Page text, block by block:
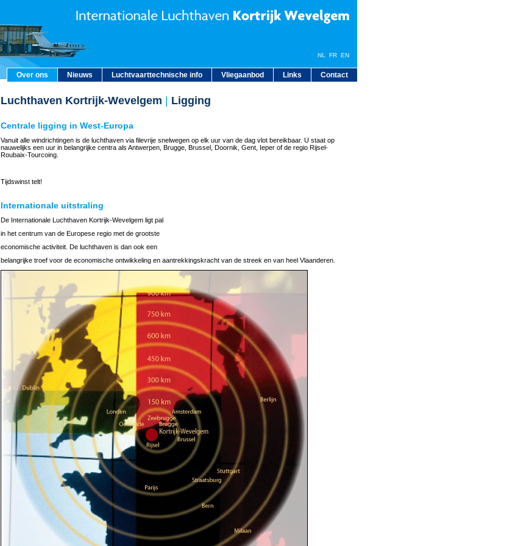
Over ons Nieuws Luchtvaarttechnische info Vliegaanbod Links Contact
NL FR EN
Luchthaven Kortrijk-Wevelgem Ligging
Centrale ligging in West-Europa
Vanuit alle windrichtingen is de lucht­haven via filevrije snelwegen op elk uur van de dag vlot bereikbaar. U staat op
nauwelijks een uur in belangrijke centra als Antwerpen, Brugge, Brussel, Doornik, Gent, Ieper of de regio Rijsel-
Roubaix-Tourcoing.
Tijdswinst telt!
Internationale uitstraling
De Internationale Luchthaven Kortrijk-Wevelgem ligt pal
in het centrum van de Europese regio met de grootste
economische activiteit. De luchthaven is dan ook een
belangrijke troef voor de economische ontwikkeling en aantrekkingskracht van de streek en van heel Vlaanderen.